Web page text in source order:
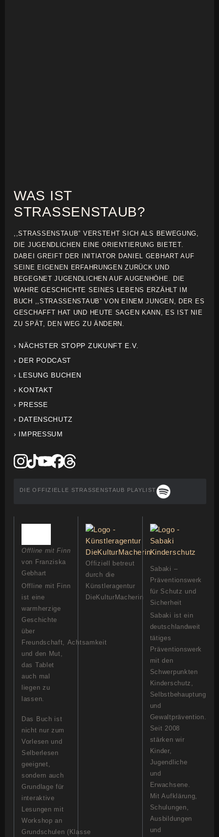
WAS IST
STRASSENSTAUB?
,,STRASSENSTAUB” VERSTEHT SICH ALS BEWEGUNG,
DIE JUGENDLICHEN EINE ORIENTIERUNG BIETET.
DABEI GREIFT DER INITIATOR DANIEL GEBHART AUF
SEINE EIGENEN ERFAHRUNGEN ZURÜCK UND
BEGEGNET JUGENDLICHEN AUF AUGENHÖHE. DIE
WAHRE GESCHICHTE SEINES LEBENS ERZÄHLT IM
BUCH ,,STRASSENSTAUB” VON EINEM JUNGEN, DER ES
GESCHAFFT HAT UND HEUTE SAGEN KANN, ES IST NIE
ZU SPÄT, DEN WEG ZU ÄNDERN.
› NÄCHSTER STOPP ZUKUNFT E.V.
› DER PODCAST
› LESUNG BUCHEN
› KONTAKT
› PRESSE
› DATENSCHUTZ
› IMPRESSUM
DIE OFFIZIELLE STRASSENSTAUB PLAYLIST
Offline mit Finn
von Franziska
Gebhart
Offline mit Finn
ist eine
warmherzige
Geschichte
über
Freundschaft, Achtsamkeit
und den Mut,
das Tablet
auch mal
liegen zu
lassen.
Das Buch ist
nicht nur zum
Vorlesen und
Selberlesen
geeignet,
sondern auch
Grundlage für
interaktive
Lesungen mit
Workshop an
Grundschulen (Klasse
Offiziell betreut
durch die
Künstleragentur
DieKulturMacherin
Sabaki –
Präventionswerk
für Schutz und
Sicherheit
Sabaki ist ein
deutschlandweit
tätiges
Präventionswerk
mit den
Schwerpunkten
Kinderschutz,
Selbstbehauptung
und
Gewaltprävention.
Seit 2008
stärken wir
Kinder,
Jugendliche
und
Erwachsene.
Mit Aufklärung,
Schulungen,
Ausbildungen
und